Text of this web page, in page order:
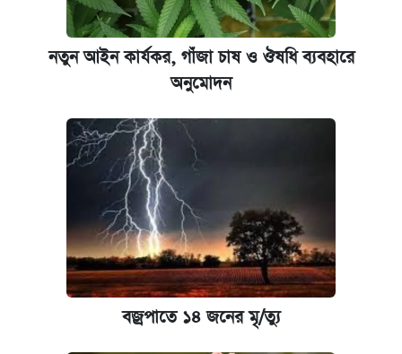
নতুন আইন কার্যকর, গাঁজা চাষ ও ঔষধি ব্যবহারে
অনুমোদন
বজ্রপাতে ১৪ জনের মৃ/ত্যু